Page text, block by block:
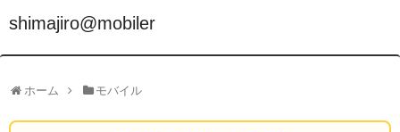
shimajiro@mobiler
ホーム モバイル